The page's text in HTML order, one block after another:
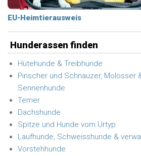
EU-Heimtierausweis
Hunderassen finden
Hütehunde & Treibhunde
Pinscher und Schnauzer, Molosser
Sennenhunde
Terrier
Dachshunde
Spitze und Hunde vom Urtyp
Laufhunde, Schweisshunde &
Vorstehhunde